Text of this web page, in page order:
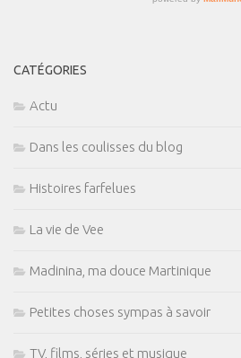
CATÉGORIES
Actu
Dans les coulisses du blog
Histoires farfelues
La vie de Vee
Madinina, ma douce Martinique
Petites choses sympas à savoir
TV, films, séries et musique